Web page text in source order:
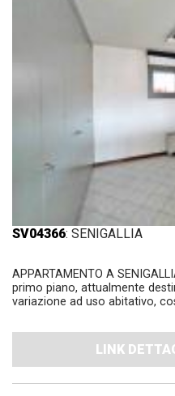
SV04366: SENIGALLIA
APPARTAMENTO A
primo piano, attualmente
variazione ad uso abitativo,
LINK